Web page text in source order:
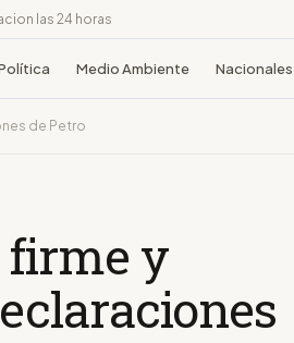
las 24 horas
Medio Ambiente Nacionales
de Petro
firme y